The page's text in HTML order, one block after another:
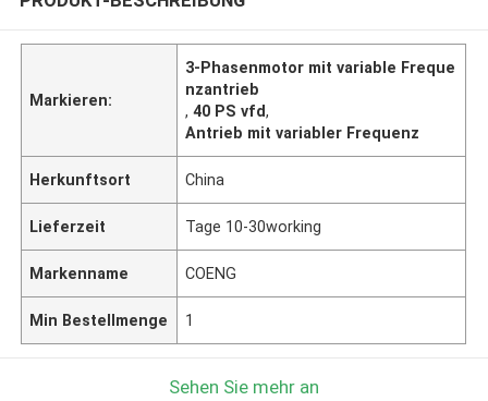
Markieren:
3-Phasenmotor mit variable Freque
nzantrieb
,40 PS vfd,
Antrieb mit variabler Frequenz
Herkunftsort China
Lieferzeit Tage 10-30working
Markenname COENG
Min Bestellmenge 1
Sehen Sie mehr an